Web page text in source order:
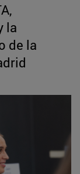
la
de la